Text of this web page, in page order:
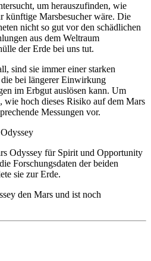
um herauszufinden, wie
künftige Marsbesucher wäre. Die
nicht so gut vor den schädlichen
aus dem Weltraum
der Erde bei uns tut.
sind sie immer einer starken
die bei längerer Einwirkung
im Erbgut auslösen kann. Um
wie hoch dieses Risiko auf dem Mars
Messungen vor.
Odyssey für Spirit und Opportunity
Forschungsdaten der beiden
sie zur Erde.
den Mars und ist noch